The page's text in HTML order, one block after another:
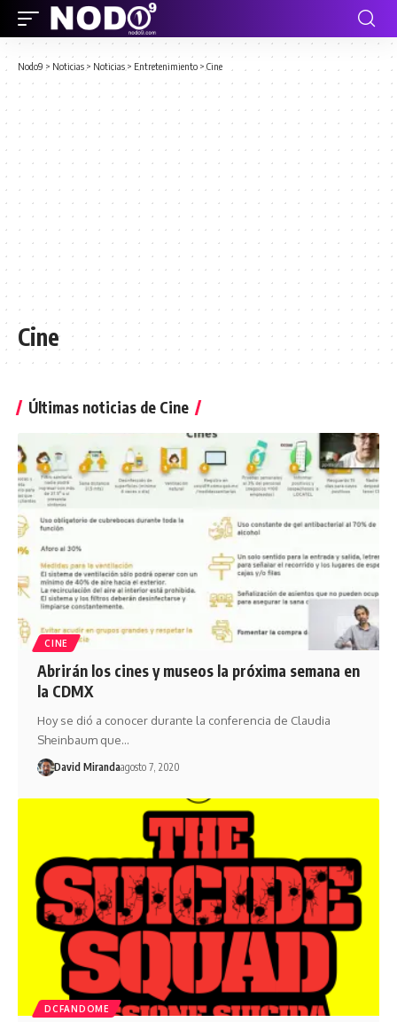
Nodo9 > Noticias > Noticias > Entretenimiento > Cine
Cine
Últimas noticias de Cine
CINE
Abrirán los cines y museos la próxima semana en
la CDMX
Hoy se dió a conocer durante la conferencia de Claudia
Sheinbaum que…
David Mirandaagosto 7, 2020
DCFANDOME